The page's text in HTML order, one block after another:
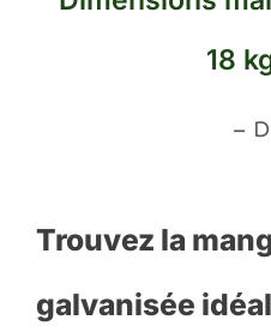
18
–
Trouvez la
galvanisée